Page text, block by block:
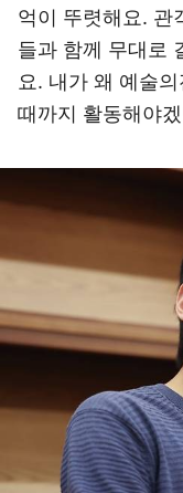
억이 뚜렷해요. 관
들과 함께 무대로
요. 내가 왜 예술
때까지 활동해야